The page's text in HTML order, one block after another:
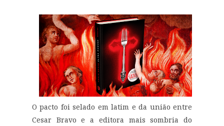
O pacto foi selado em latim e da união entre
Cesar Bravo e a editora mais sombria do